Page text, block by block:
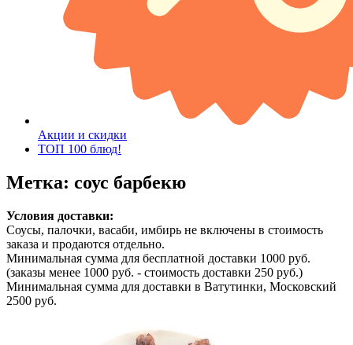
Акции и скидки
ТОП 100 блюд!
Метка: соус барбекю
Условия доставки:
Соусы, палочки, васаби, имбирь не включены в стоимость
заказа и продаются отдельно.
Минимальная сумма для бесплатной доставки 1000 руб.
(заказы менее 1000 руб. - стоимость доставки 250 руб.)
Минимальная сумма для доставки в Ватутинки, Московский
2500 руб.